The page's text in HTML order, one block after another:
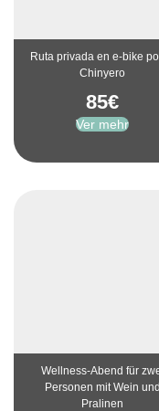
Ruta privada en e-bike
Chinyero
85€
Ver mehr
Wellness-Abend für
Personen mit Wein und
Pralinen